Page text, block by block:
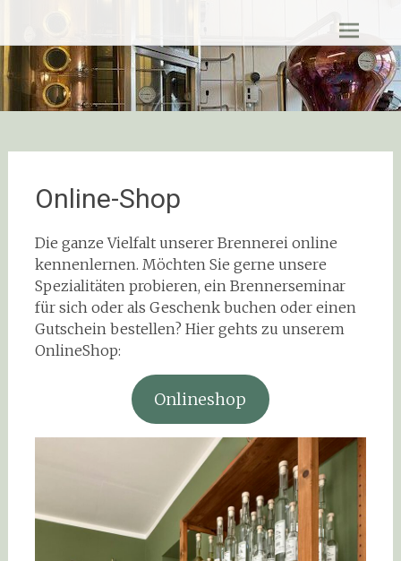
springen
Online-Shop
Die ganze Vielfalt unserer Brennerei online
kennenlernen. Möchten Sie gerne unsere
Spezialitäten probieren, ein Brennerseminar
für sich oder als Geschenk buchen oder einen
Gutschein bestellen? Hier gehts zu unserem
OnlineShop:
Onlineshop